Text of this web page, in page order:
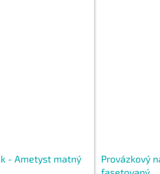
- Ametyst matný
Provázkový